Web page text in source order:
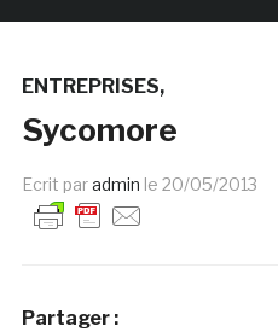
ENTREPRISES
Sycomore
Ecrit paradmin le 20/05/2013
Partager :